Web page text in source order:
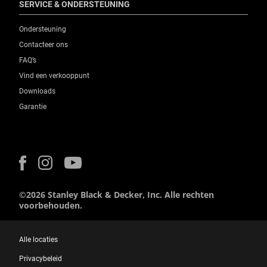
SERVICE & ONDERSTEUNING
Ondersteuning
Contacteer ons
FAQ’s
Vind een verkooppunt
Downloads
Garantie
©2026 Stanley Black & Decker, Inc. Alle rechten
voorbehouden.
Alle locaties
Privacybeleid